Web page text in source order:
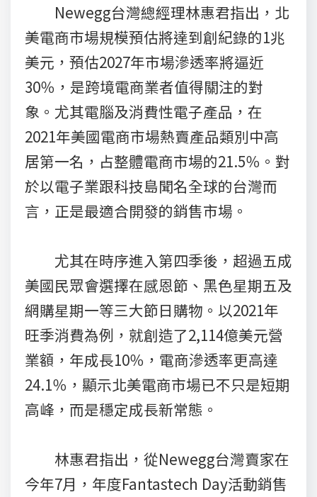
Newegg台灣總經理林惠君指出，北
美電商市場規模預估將達到創紀錄的1兆
美元，預估2027年市場滲透率將逼近
30％，是跨境電商業者值得關注的對
象。尤其電腦及消費性電子產品，在
2021年美國電商市場熱賣產品類別中高
居第一名，占整體電商市場的21.5％。對
於以電子業跟科技島聞名全球的台灣而
言，正是最適合開發的銷售市場。
尤其在時序進入第四季後，超過五成
美國民眾會選擇在感恩節、黑色星期五及
網購星期一等三大節日購物。以2021年
旺季消費為例，就創造了2,114億美元營
業額，年成長10％，電商滲透率更高達
24.1％，顯示北美電商市場已不只是短期
高峰，而是穩定成長新常態。
林惠君指出，從Newegg台灣賣家在
今年7月，年度Fantastech Day活動銷售